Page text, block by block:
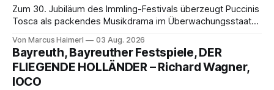
Zum 30. Jubiläum des Immling-Festivals überzeugt Puccinis
Tosca als packendes Musikdrama im Überwachungsstaat
spannend und werkgetreu, getragen von starken Solisten,
eindrucksvollen Projektionen und einer klangvollen
musikalischen Leitung.
Von Marcus Haimerl 03 Aug. 2026
Bayreuth, Bayreuther Festspiele, DER
FLIEGENDE HOLLÄNDER – Richard Wagner,
IOCO